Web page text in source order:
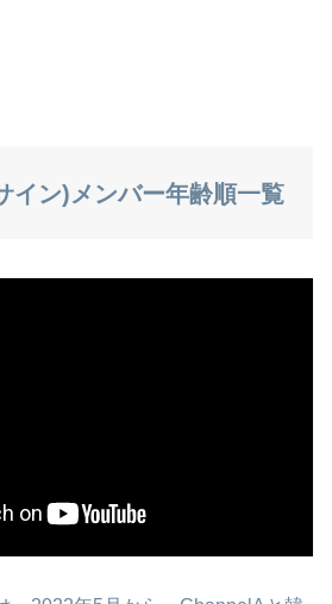
イン)メンバー年齢順一覧